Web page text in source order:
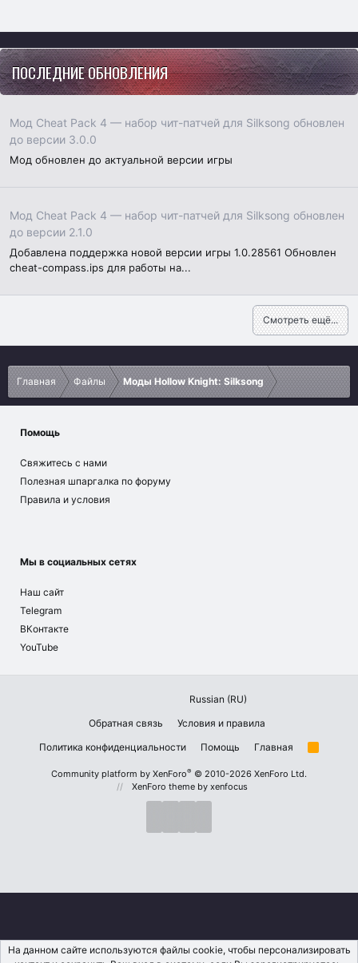
ПОСЛЕДНИЕ ОБНОВЛЕНИЯ
Мод Cheat Pack 4 — набор чит-патчей для Silksong обновлен
до версии 3.0.0
Мод обновлен до актуальной версии игры
Мод Cheat Pack 4 — набор чит-патчей для Silksong обновлен
до версии 2.1.0
Добавлена поддержка новой версии игры 1.0.28561 Обновлен
cheat-compass.ips для работы на...
Смотреть ещё...
Главная Файлы Моды Hollow Knight: Silksong
Помощь
Свяжитесь с нами
Полезная шпаргалка по форуму
Правила и условия
Мы в социальных сетях
Наш сайт
Telegram
ВКонтакте
YouTube
Russian (RU)
Обратная связь
Условия и правила
Политика конфиденциальности
Помощь Главная
Community platform by XenForo® © 2010-2026 XenForo Ltd.
XenForo theme by xenfocus
На данном сайте используются файлы cookie, чтобы персонализировать